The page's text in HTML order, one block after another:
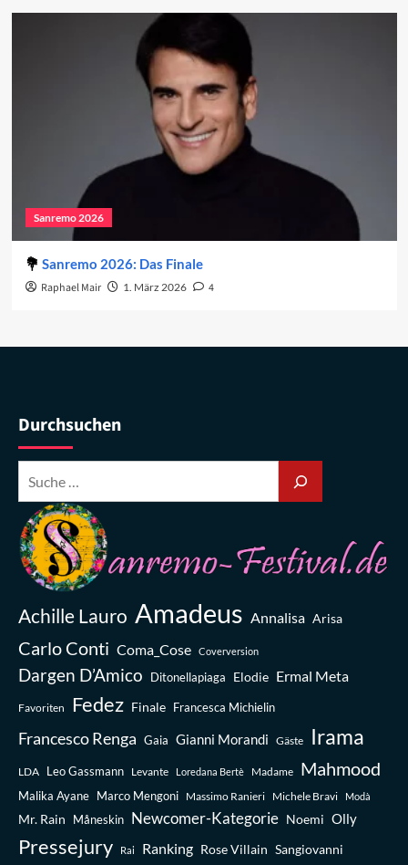
Sanremo 2026
Sanremo 2026: Das Finale
Raphael Mair 1. März 2026 4
Durchsuchen
Achille Lauro Amadeus Annalisa Arisa
Carlo Conti Coma_Cose Coverversion
Dargen D’Amico Ditonellapiaga Elodie Ermal Meta
Favoriten Fedez Finale Francesca Michielin
Francesco Renga Gaia Gianni Morandi Gäste Irama
LDA Leo Gassmann Levante Loredana Bertè Madame Mahmood
Malika Ayane Marco Mengoni Massimo Ranieri Michele Bravi Modà
Mr. Rain Måneskin Newcomer-Kategorie Noemi Olly
Pressejury Rai Ranking Rose Villain Sangiovanni